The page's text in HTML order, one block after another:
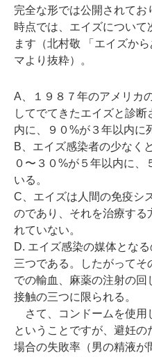
完全な形では公開されて
時点では、エイズについ
ます（北村敬 「エイズか
マより抜粋）。
A、１９８７年のアメリカ
してでてきたエイズと診
内に、９０%が３年以内に
B、エイズ感染者の少なく
０〜３０%が５年以内に、
いる。
C、エイズは人間の免疫シ
のであり、それを治療する
れていない。
D. エイズ感染の媒体とな
三つである。したがってそ
での輸血、麻薬の注射の
接触の三つに限られる。
さて、コンドームを使用
ということですが、避妊
場合の失敗率（男の精液が